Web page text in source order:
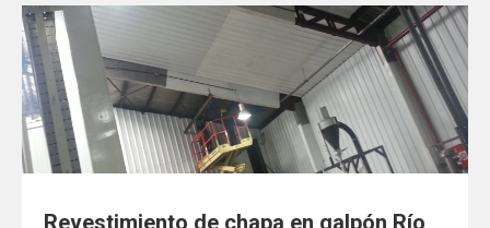
Revestimiento de chapa en galpón Río